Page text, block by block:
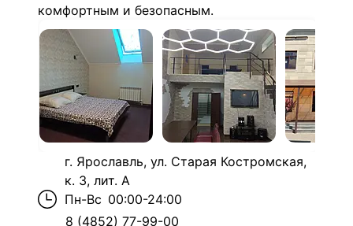
комфортным и безопасным.
г. Ярославль, ул. Старая Костромская,
к. 3, лит. А
Пн-Вс 00:00-24:00
8 (4852) 77-99-00